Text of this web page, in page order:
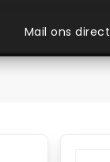
Mail ons direct